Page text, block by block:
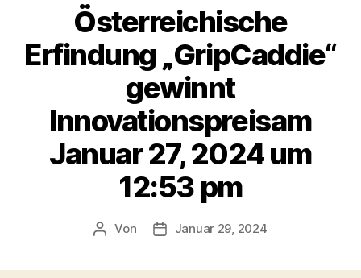
Österreichische
Erfindung „GripCaddie“
gewinnt
Innovationspreisam
Januar 27, 2024 um
12:53 pm
Beitragsautor
Von Veröffentlichungsdatum
Januar 29, 2024